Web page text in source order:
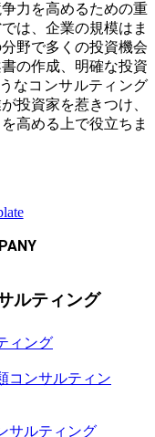
力を高めるための重
は、企業の規模はま
野で多くの投資機会
の作成、明確な投資
なコンサルティング
投資家を惹きつけ、
高める上で役立ちま
ルティング
ィング
コンサルティン
サルティング